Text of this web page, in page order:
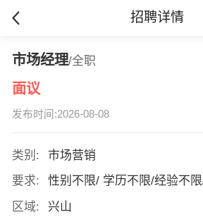
招聘详情
市场经理/全职
面议
发布时间:2026-08-08
类别:
市场营销
要求:
性别不限/ 学历不限/经验不
区域:
兴山